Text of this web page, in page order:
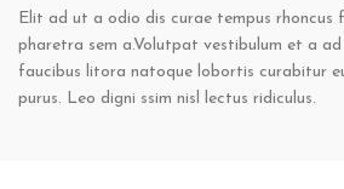
Elit ad ut a odio dis curae tempus rhoncus
pharetra sem a.Volutpat vestibulum et a
faucibus litora natoque lobortis curabitur
purus. Leo digni ssim nisl lectus ridiculus.